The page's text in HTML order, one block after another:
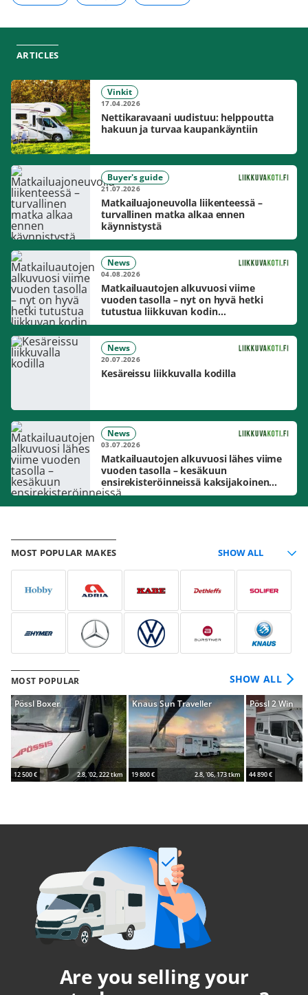
MOST POPULAR MAKES
MOST POPULAR SHOW ALL
Pössl Boxer
12 500 € 2.8, '02, 222 tkm
Knaus Sun Traveller
19 800 € 2.8, '06, 173 tkm
Pössl 2 Win
44 890 €
ARTICLES
Vinkit
17.04.2026
Nettikaravaani uudistuu: helppoutta
hakuun ja turvaa kaupankäyntiin
Buyer's guide
21.07.2026
Matkailuajoneuvolla liikenteessä –
turvallinen matka alkaa ennen
käynnistystä
News
04.08.2026
Matkailuautojen alkuvuosi viime
vuoden tasolla – nyt on hyvä hetki
tutustua liikkuvan kodin
mahdollisuuksiin
News
20.07.2026
Kesäreissu liikkuvalla kodilla
News
03.07.2026
Matkailuautojen alkuvuosi lähes viime
vuoden tasolla – kesäkuun
ensirekisteröinneissä kaksijakoinen
markkinakuva
Are you selling your